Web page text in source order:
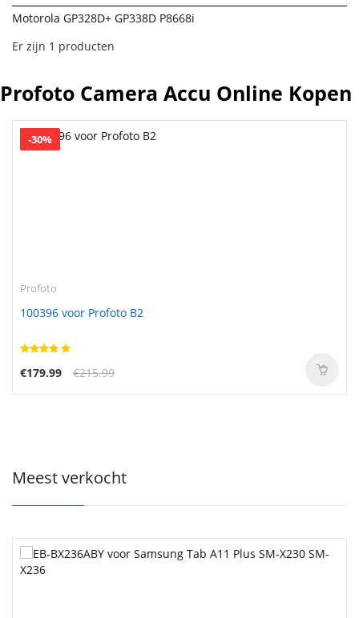
Motorola GP328D+ GP338D P8668i
Er zijn 1 producten
Profoto Camera Accu Online Kopen
-30%
Profoto
100396 voor Profoto B2
€179.99 €215.99
Meest verkocht